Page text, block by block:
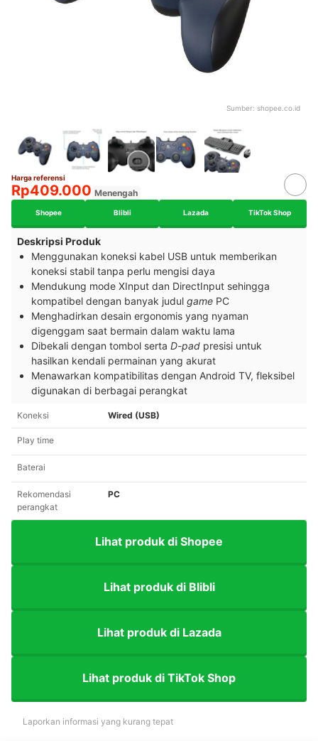
Sumber: shopee.co.id
Harga referensi
Rp409.000 Menengah
Shopee Blibli Lazada TikTok Shop
Deskripsi Produk
Menggunakan koneksi kabel USB untuk memberikan
koneksi stabil tanpa perlu mengisi daya
Mendukung mode XInput dan DirectInput sehingga
kompatibel dengan banyak judul game PC
Menghadirkan desain ergonomis yang nyaman
digenggam saat bermain dalam waktu lama
Dibekali dengan tombol serta D-pad presisi untuk
hasilkan kendali permainan yang akurat
Menawarkan kompatibilitas dengan Android TV, fleksibel
digunakan di berbagai perangkat
Koneksi Wired (USB)
Play time
Baterai
Rekomendasi
perangkat
PC
Lihat produk di Shopee
Lihat produk di Blibli
Lihat produk di Lazada
Lihat produk di TikTok Shop
Laporkan informasi yang kurang tepat